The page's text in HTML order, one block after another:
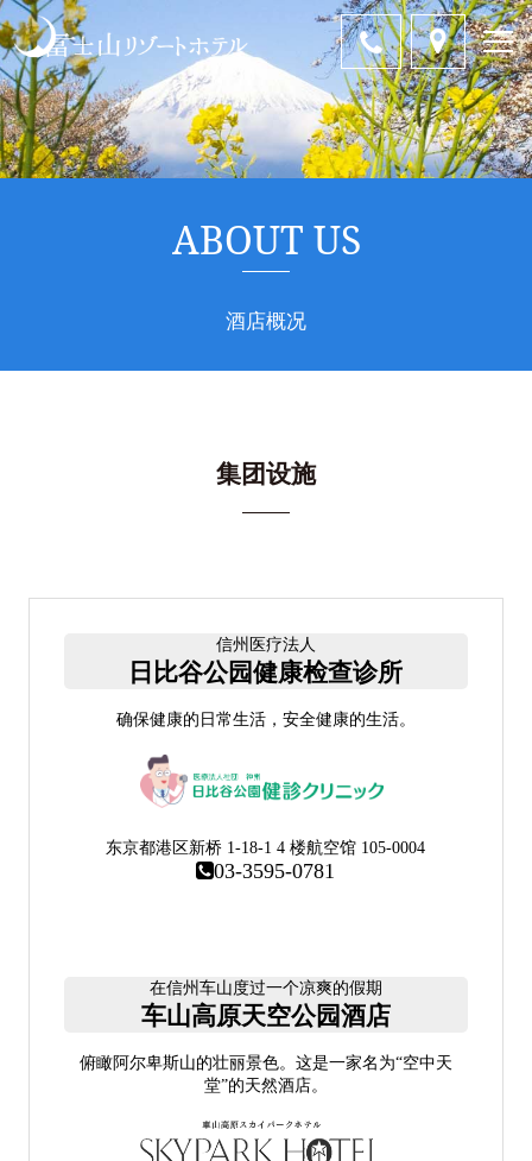
ABOUT US
酒店概况
集团设施
信州医疗法人
日比谷公园健康检查诊所
确保健康的日常生活，安全健康的生活。
东京都港区新桥 1-18-1 4 楼航空馆 105-0004
03-3595-0781
在信州车山度过一个凉爽的假期
车山高原天空公园酒店
俯瞰阿尔卑斯山的壮丽景色。这是一家名为“空中天
堂”的天然酒店。